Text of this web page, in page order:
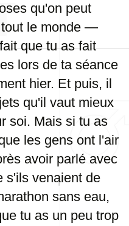
qu'on peut
tout le monde —
que tu as fait
lors de ta séance
hier. Et puis, il
qu'il vaut mieux
soi. Mais si tu as
les gens ont l'air
avoir parlé avec
s'ils venaient de
sans eau,
tu as un peu trop